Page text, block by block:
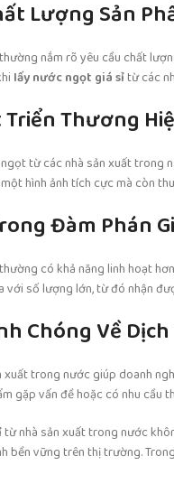
Lượng Sản
nắm rõ yêu cầu chất
lấy nước ngọt giá sỉtừ các
Triển Thương
từ các nhà sản xuất trong
hình ảnh tích cực mà còn
Đàm Phán
có khả năng linh hoạt
với số lượng lớn, từ đó nhận
Chóng Về
xuất trong nước giúp doanh
gặp vấn đề hoặc có nhu cầu
từ nhà sản xuất trong nước
bền vững trên thị trường.